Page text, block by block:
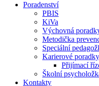
Poradenství
PBIS
KiVa
Výchovná
Metodička
Speciální
Karierové
Přijímací
Školní
Kontakty